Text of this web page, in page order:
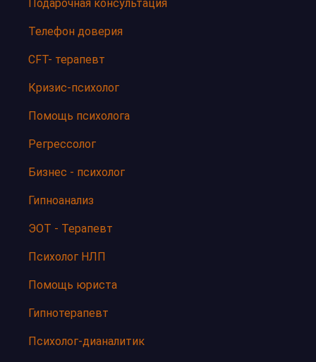
Подарочная консультация
Телефон доверия
CFT- терапевт
Кризис-психолог
Помощь психолога
Регрессолог
Бизнес - психолог
Гипноанализ
ЭОТ - Терапевт
Психолог НЛП
Помощь юриста
Гипнотерапевт
Психолог-дианалитик